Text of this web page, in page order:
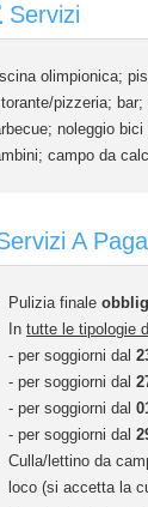
Servizi
olimpionica;
pizzeria;
noleggio
campo da
A
Pulizia finale
In tutte le tipologie
- per soggiorni dal
- per soggiorni dal
- per soggiorni dal
- per soggiorni dal
Culla/lettino da
loco (si accetta la